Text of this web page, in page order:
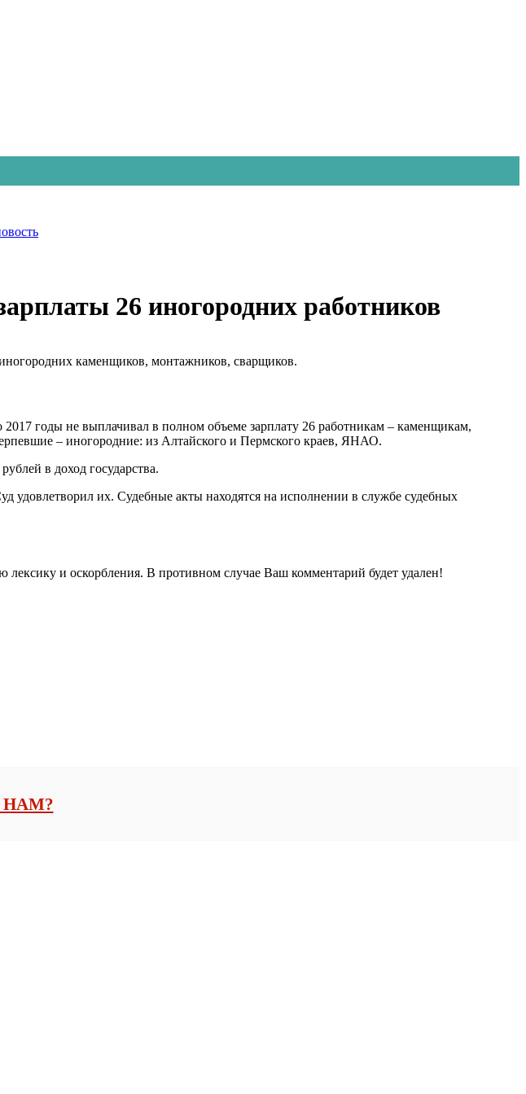
26 иногородних работников
каменщиков, монтажников, сварщиков.
годы не выплачивал в полном объеме зарплату 26 работникам – каменщикам,
– иногородние: из Алтайского и Пермского краев, ЯНАО.
в доход государства.
удовлетворил их. Судебные акты находятся на исполнении в службе судебных
лексику и оскорбления. В противном случае Ваш комментарий будет удален!